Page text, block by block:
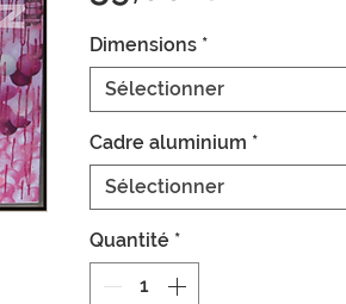
Dimensions *
Sélectionner
Cadre aluminium *
Sélectionner
Quantité *